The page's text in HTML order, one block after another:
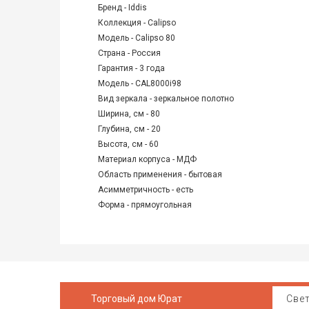
Бренд - Iddis
Коллекция - Calipso
Модель - Calipso 80
Страна - Россия
Гарантия - 3 года
Модель - CAL8000i98
Вид зеркала - зеркальное полотно
Ширина, см - 80
Глубина, см - 20
Высота, см - 60
Материал корпуса - МДФ
Область применения - бытовая
Асимметричность - есть
Форма - прямоугольная
Торговый дом Юрат